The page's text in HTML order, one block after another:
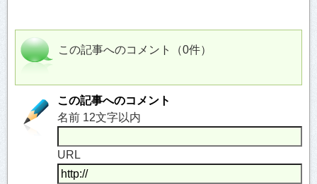
この記事へのコメント（0件）
この記事へのコメント
名前 12文字以内
URL